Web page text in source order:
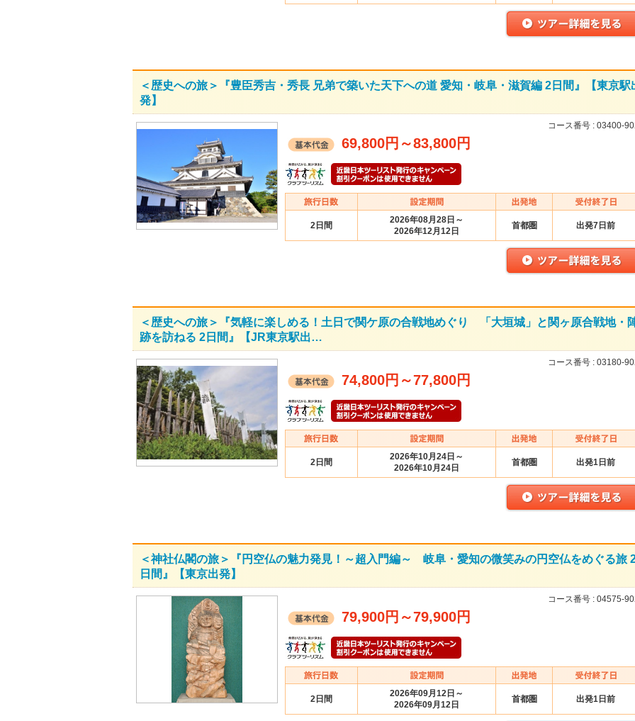
＜歴史への旅＞『豊臣秀吉・秀長 兄弟で築いた天下への道 愛知・岐阜・滋賀編 2日間』【東京駅
発】
コース番号 : 03400-
69,800円 ～83,800円
2日間
2026年08月28日～
2026年12月12日
首都圏 出発7日前
＜歴史への旅＞『気軽に楽しめる！土日で関ケ原の合戦地めぐり 「大垣城」と関ヶ原合戦地・
跡を訪ねる 2日間』【JR東京駅出…
コース番号 : 03180-
74,800円 ～77,800円
2日間
2026年10月24日～
2026年10月24日
首都圏 出発1日前
＜神社仏閣の旅＞『円空仏の魅力発見！～超入門編～ 岐阜・愛知の微笑みの円空仏をめぐる旅
日間』【東京出発】
コース番号 : 04575-
79,900円 ～79,900円
2日間
2026年09月12日～
2026年09月12日
首都圏 出発1日前